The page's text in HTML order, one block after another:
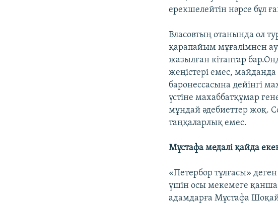
ерекшелейтін нәрсе бұл
Власовтың отанында ол
қарапайым мұғалімнен
жазылған кітаптар
жеңістері емес, майданда
баронессасына дейінгі
үстіне махаббатқұмар
мұндай әдебиеттер жоқ.
таңқаларлық емес.
Мұстафа медалі қайда
«Петербор тұлғасы»
үшін осы мекемеге
адамдарға Мұстафа